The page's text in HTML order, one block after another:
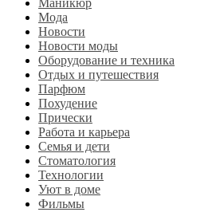
Маникюр
Мода
Новости
Новости моды
Оборудование и техника
Отдых и путешествия
Парфюм
Похудение
Прически
Работа и карьера
Семья и дети
Стоматология
Технологии
Уют в доме
Фильмы